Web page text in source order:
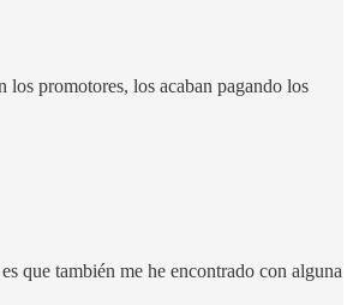
los promotores, los acaban pagando los
que también me he encontrado con alguna